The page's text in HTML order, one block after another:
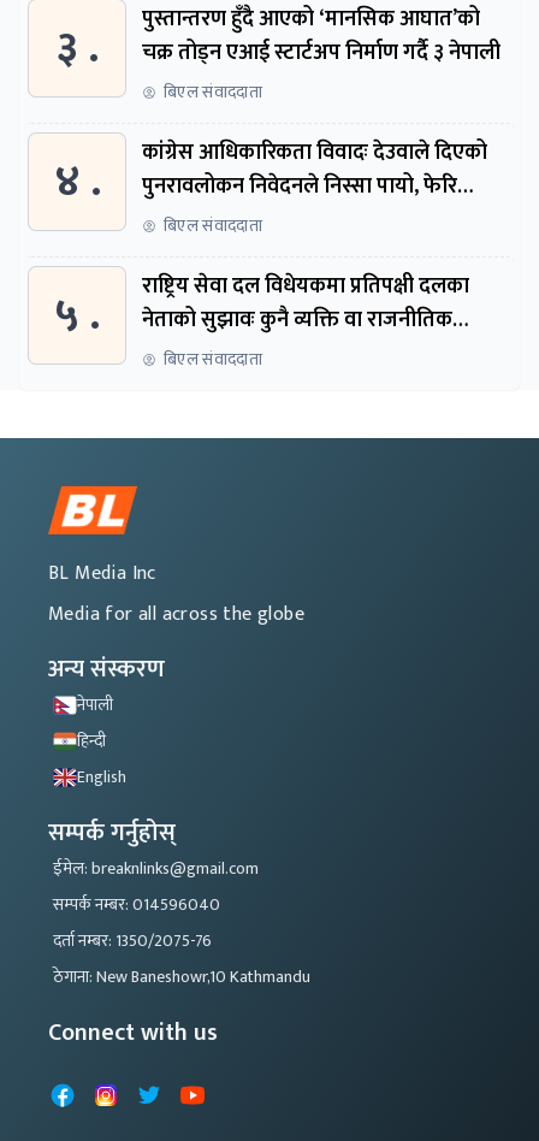
३ .
पुस्तान्तरण हुँदै आएको ‘मानसिक आघात’को
चक्र तोड्न एआई स्टार्टअप निर्माण गर्दै ३ नेपाली
बिएल संवाददाता
४ .
कांग्रेस आधिकारिकता विवादः देउवाले दिएको
पुनरावलोकन निवेदनले निस्सा पायो, फेरि
सुरुदेखि सुनुवाइ हुने
बिएल संवाददाता
५ .
राष्ट्रिय सेवा दल विधेयकमा प्रतिपक्षी दलका
नेताको सुझावः कुनै व्यक्ति वा राजनीतिक
नेतृत्वबाट निर्देशित हुने संस्था नबनोस्
बिएल संवाददाता
BL Media Inc
Media for all across the globe
अन्य संस्करण
नेपाली
हिन्दी
English
सम्पर्क गर्नुहोस्
ईमेल: breaknlinks@gmail.com
सम्पर्क नम्बर: 014596040
दर्ता नम्बर: 1350/2075-76
ठेगाना: New Baneshowr,10 Kathmandu
Connect with us
FacebookInstagram
X YouTube